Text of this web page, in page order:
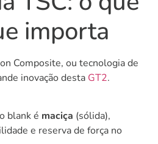
importa
Composite, ou tecnologia de
inovação desta GT2.
blank é maciça (sólida),
e reserva de força no